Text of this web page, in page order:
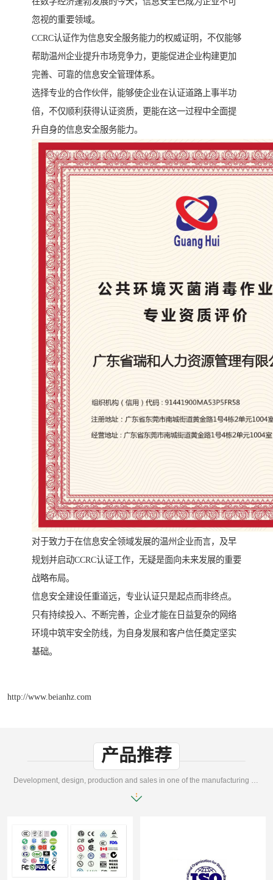
忽视的重要领域。
CCRC认证作为信息安全服务能力的权威证明，不仅能够
帮助温州企业提升市场竞争力，更能促进企业构建更加
完善、可靠的信息安全管理体系。
选择专业的合作伙伴，能够使企业在认证道路上事半功
倍，不仅顺利获得认证资质，更能在这一过程中全面提
升自身的信息安全服务能力。
对于致力于在信息安全领域发展的温州企业而言，及早
规划并启动CCRC认证工作，无疑是面向未来发展的重要
战略布局。
信息安全建设任重道远，专业认证只是起点而非终点。
只有持续投入、不断完善，企业才能在日益复杂的网络
环境中筑牢安全防线，为自身发展和客户信任奠定坚实
基础。
http://www.beianhz.com
产品推荐
Development, design, production and sales in one of the manufacturing enterprises